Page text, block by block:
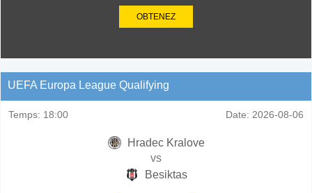
OBTENEZ
UEFA Europa League Qualifying
Temps: 18:00 Date: 2026-08-06
Hradec Kralove
vs
Besiktas